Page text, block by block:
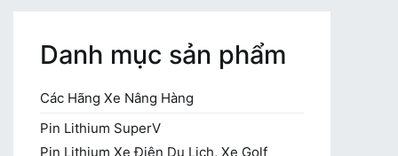
Danh mục sản phẩm
Các Hãng Xe Nâng Hàng
Pin Lithium SuperV
Pin Lithium Xe Điện Du Lịch, Xe Golf